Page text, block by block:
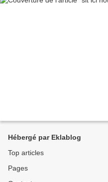
Hébergé par Eklablog
Top articles
Pages